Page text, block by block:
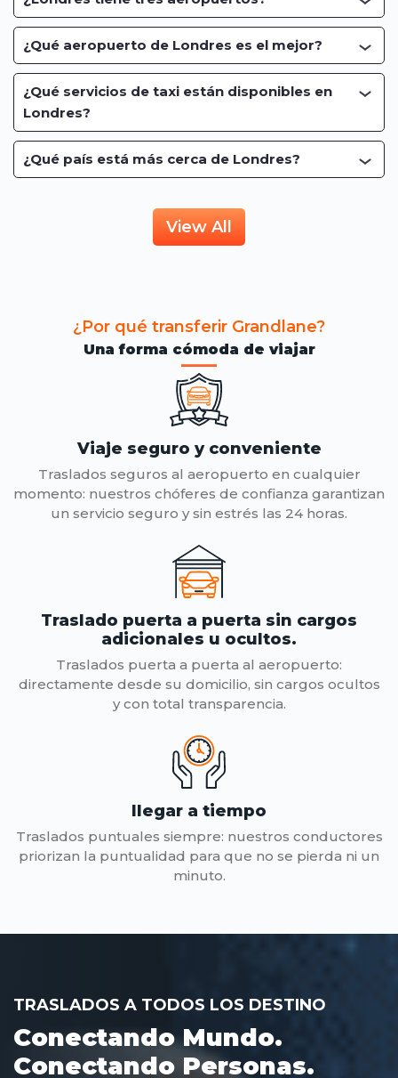
¿Qué aeropuerto de Londres es el mejor?
¿Qué servicios de taxi están disponibles en
Londres?
¿Qué país está más cerca de Londres?
View All
¿Por qué transferir Grandlane?
Una forma cómoda de viajar
Viaje seguro y conveniente
Traslados seguros al aeropuerto en cualquier
momento: nuestros chóferes de confianza garantizan
un servicio seguro y sin estrés las 24 horas.
Traslado puerta a puerta sin cargos
adicionales u ocultos.
Traslados puerta a puerta al aeropuerto:
directamente desde su domicilio, sin cargos ocultos
y con total transparencia.
llegar a tiempo
Traslados puntuales siempre: nuestros conductores
priorizan la puntualidad para que no se pierda ni un
minuto.
TRASLADOS A TODOS LOS DESTINO
Conectando Mundo.
Conectando Personas.